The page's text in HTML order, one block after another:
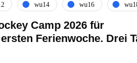
wu14 wu16
Camp 2026 für
Ferienwoche. Drei